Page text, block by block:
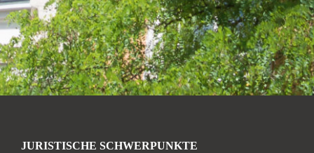
JURISTISCHE SCHWERPUNKTE